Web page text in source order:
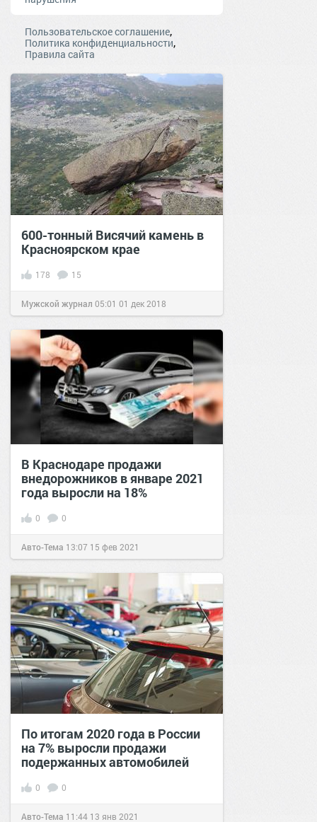
Пользовательское соглашение,
Политика конфиденциальности,
Правила сайта
600-тонный Висячий камень в
Красноярском крае
178 15
Мужской журнал 05:01 01 дек 2018
В Краснодаре продажи
внедорожников в январе 2021
года выросли на 18%
0 0
Авто-Тема 13:07 15 фев 2021
По итогам 2020 года в России
на 7% выросли продажи
подержанных автомобилей
0 0
Авто-Тема 11:44 13 янв 2021